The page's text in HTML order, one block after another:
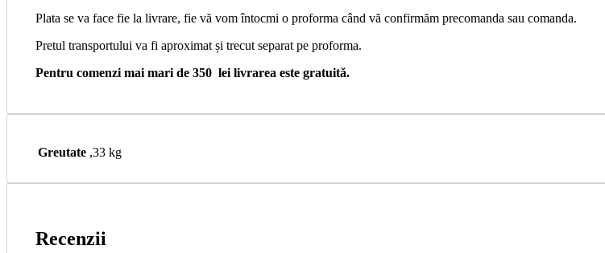
Plata se va face fie la livrare, fie vă vom întocmi o proforma când vă confirmăm precomanda sau comanda.
Pretul transportului va fi aproximat și trecut separat pe proforma.
Pentru comenzi mai mari de 350 lei livrarea este gratuită.
Greutate ,33 kg
Recenzii